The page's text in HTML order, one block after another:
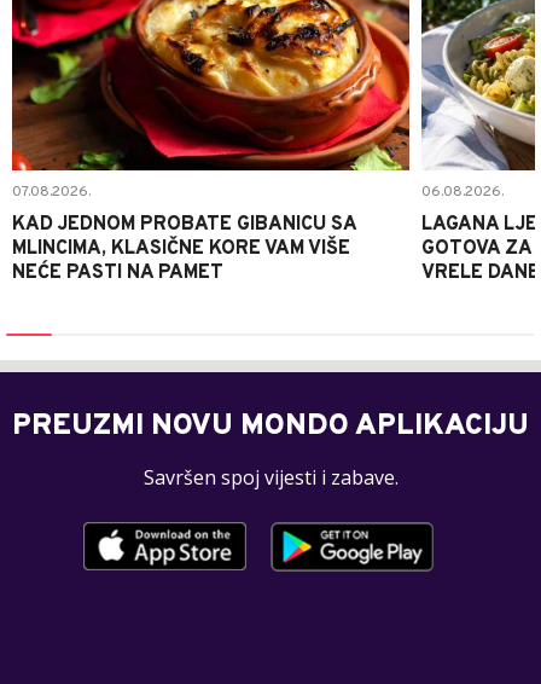
07.08.2026.
KAD JEDNOM PROBATE GIBANICU SA
MLINCIMA, KLASIČNE KORE VAM VIŠE
NEĆE PASTI NA PAMET
06.08.2026.
LAGANA
GOTOVA ZA
VRELE DANE
PREUZMI NOVU MONDO APLIKACIJU
Savršen spoj vijesti i zabave.